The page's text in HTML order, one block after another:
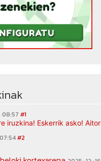
#1
iruzkina! Eskerrik asko! Aitor
#2